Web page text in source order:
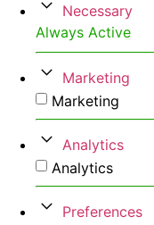
Necessary
Always Active
Marketing
Marketing
Analytics
Analytics
Preferences